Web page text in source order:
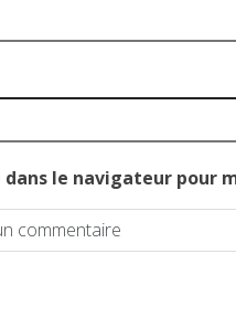
le navigateur pour